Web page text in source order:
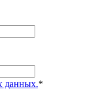
данных.*